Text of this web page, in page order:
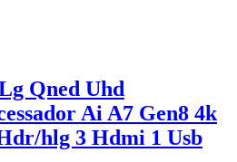
Qned Uhd
Ai A7 Gen8 4k
hlg 3 Hdmi 1 Usb